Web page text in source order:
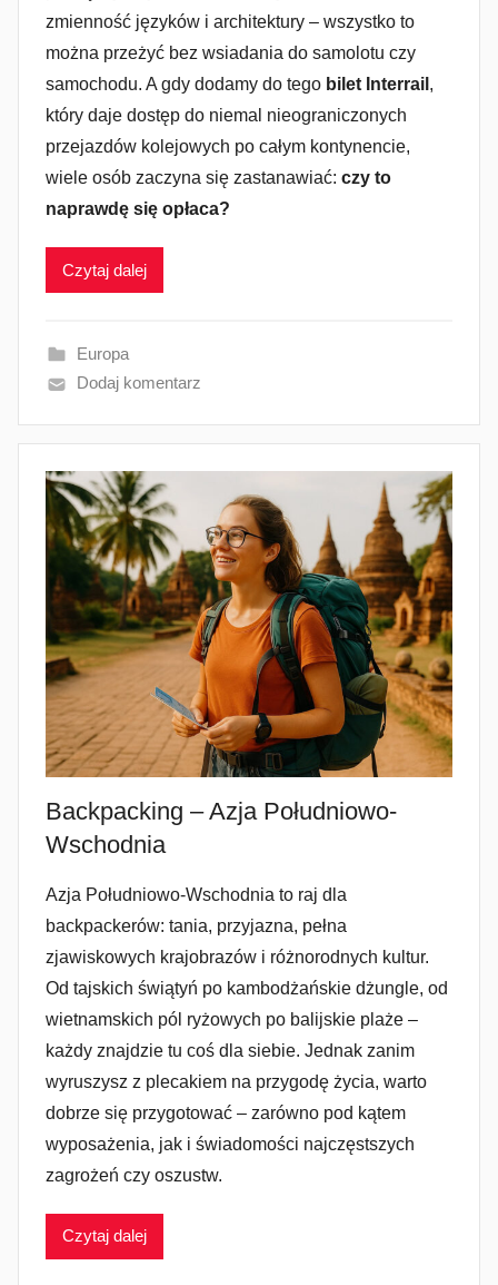
zmienność języków i architektury – wszystko to
można przeżyć bez wsiadania do samolotu czy
samochodu. A gdy dodamy do tego bilet Interrail ,
który daje dostęp do niemal nieograniczonych
przejazdów kolejowych po całym kontynencie,
wiele osób zaczyna się zastanawiać: czy to
naprawdę się opłaca?
Czytaj dalej
Europa
Dodaj komentarz
Backpacking – Azja Południowo-
Wschodnia
Azja Południowo-Wschodnia to raj dla
backpackerów: tania, przyjazna, pełna
zjawiskowych krajobrazów i różnorodnych kultur.
Od tajskich świątyń po kambodżańskie dżungle, od
wietnamskich pól ryżowych po balijskie plaże –
każdy znajdzie tu coś dla siebie. Jednak zanim
wyruszysz z plecakiem na przygodę życia, warto
dobrze się przygotować – zarówno pod kątem
wyposażenia, jak i świadomości najczęstszych
zagrożeń czy oszustw.
Czytaj dalej